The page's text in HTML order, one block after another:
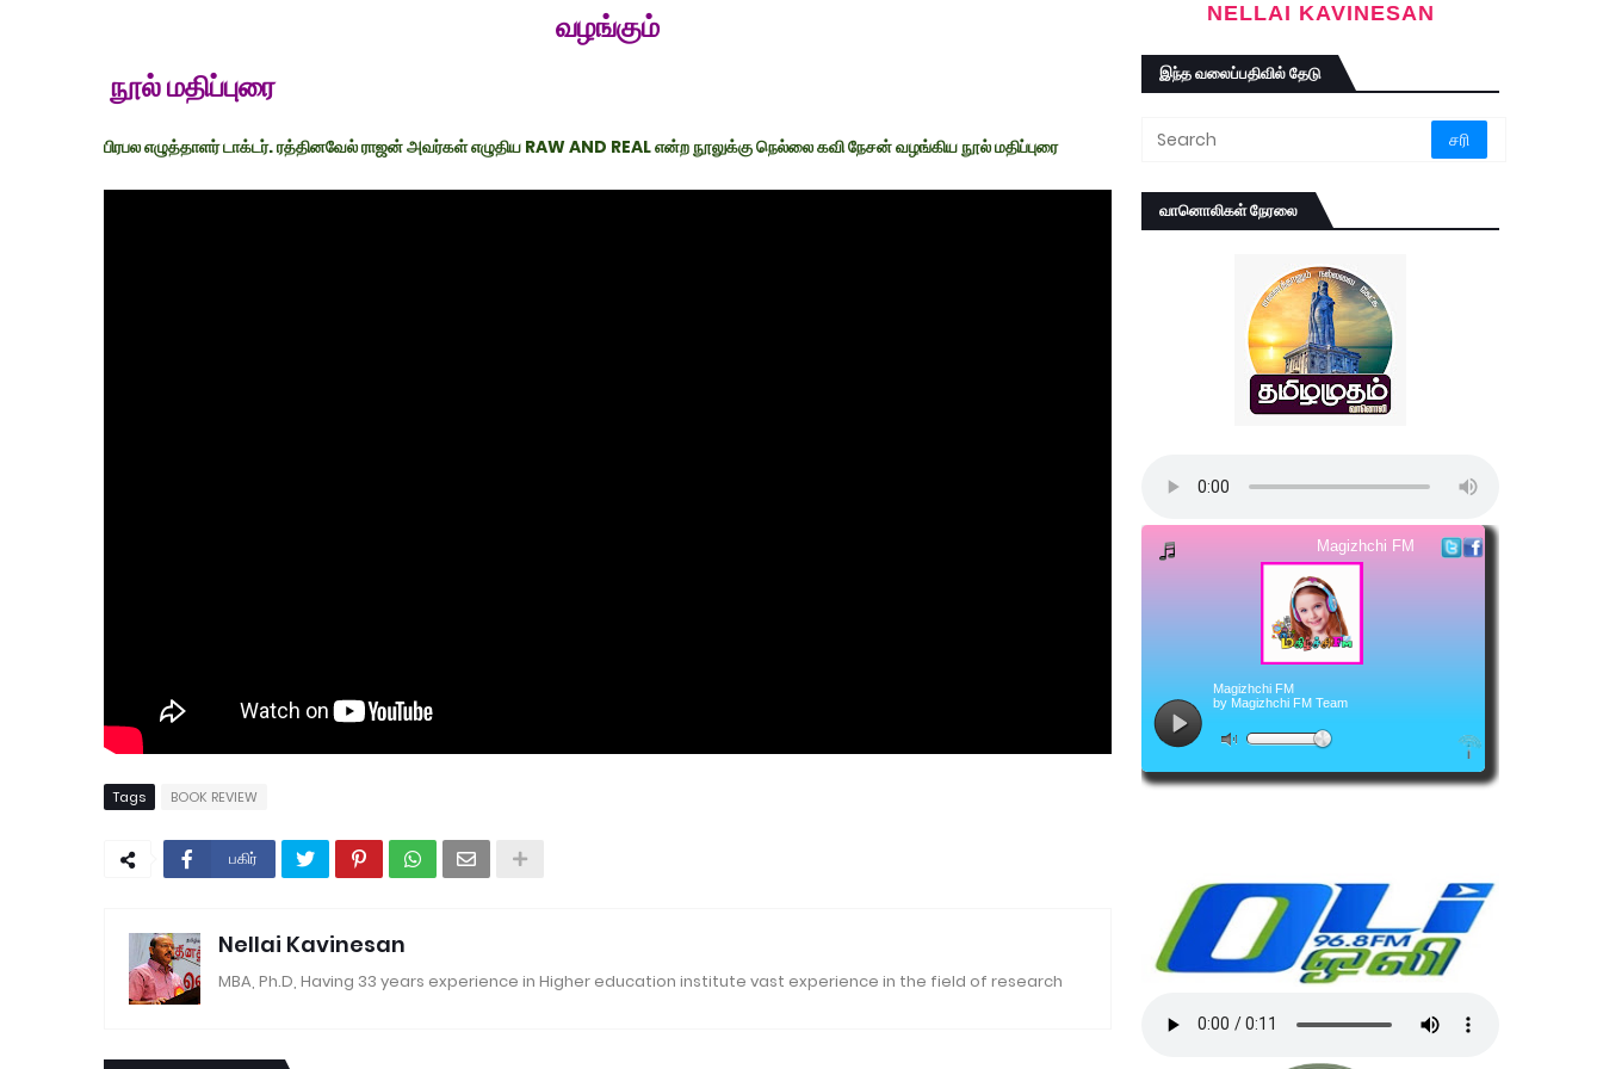
வழங்கும்
நூல் மதிப்புரை
பிரபல எழுத்தாளர் டாக்டர். ரத்தினவேல் ராஜன் அவர்கள் எழுதிய RAW AND REAL என்ற நூலுக்கு நெல்லை கவி நேசன் வழங்கிய நூல் மதிப்புரை
Tags BOOK REVIEW
பகிர்
Nellai Kavinesan
MBA, Ph.D, Having 33 years experience in Higher education institute vast experience in the field of research
NELLAI KAVINESAN
இந்த வலைப்பதிவில் தேடு
வானொலிகள் நேரலை